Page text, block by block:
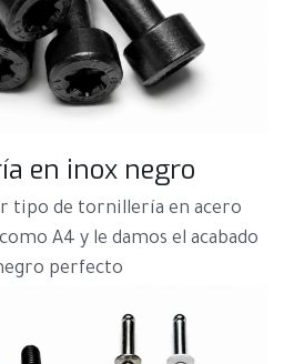
en inox negro
tipo de tornillería en acero
A4 y le damos el acabado
perfecto